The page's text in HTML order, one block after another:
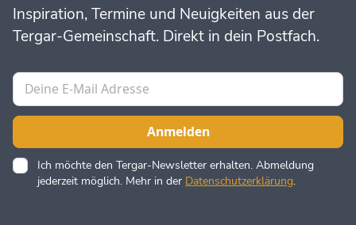
Inspiration, Termine und Neuigkeiten aus der
Tergar-Gemeinschaft. Direkt in dein Postfach.
Ich möchte den Tergar-Newsletter erhalten. Abmeldung
jederzeit möglich. Mehr in der Datenschutzerklärung.